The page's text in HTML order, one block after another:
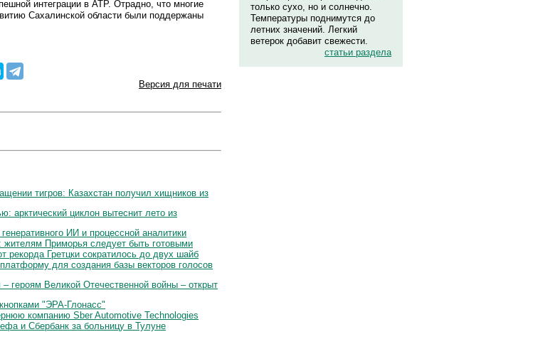
интеграции в АТР. Отрадно, что многие
Сахалинской области были поддержаны
Версия для печати
тигров: Казахстан получил хищников из
арктический циклон вытеснит лето из
ИИ и процессной аналитики
жителям Приморья следует быть готовыми
рекорда Гретцки сократилось до двух шайб
для создания базы векторов голосов
героям Великой Отечественной войны – открыт
"ЭРА-Глонасс"
компанию Sber Automotive Technologies
и Сбербанк за больницу в Тулуне
только сухо, но и солнечно.
Температуры поднимутся до
летних значений. Легкий
ветерок добавит свежести.
статьи раздела